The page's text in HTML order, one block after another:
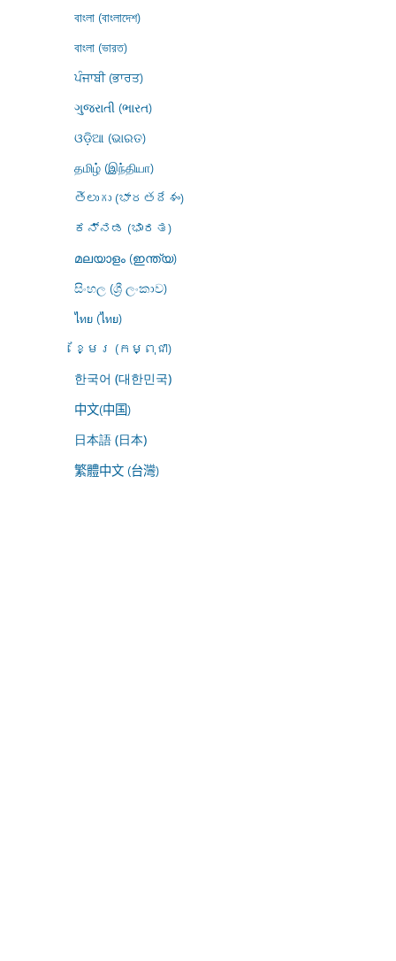
বাংলা (বাংলাদেশ)
বাংলা (ভারত)
ਪੰਜਾਬੀ (ਭਾਰਤ)
ગુજરાતી (ભારત)
ଓଡ଼ିଆ (ଭାରତ)
தமிழ் (இந்தியா)
తెలుగు (భారతదేశం)
ಕನ್ನಡ (ಭಾರತ)
മലയാളം (ഇന്ത്യ)
සිංහල (ශ්‍රී ලංකාව)
ไทย (ไทย)
ខ្មែរ (កម្ពុជា)
한국어 (대한민국)
中文(中国)
日本語 (日本)
繁體中文 (台灣)